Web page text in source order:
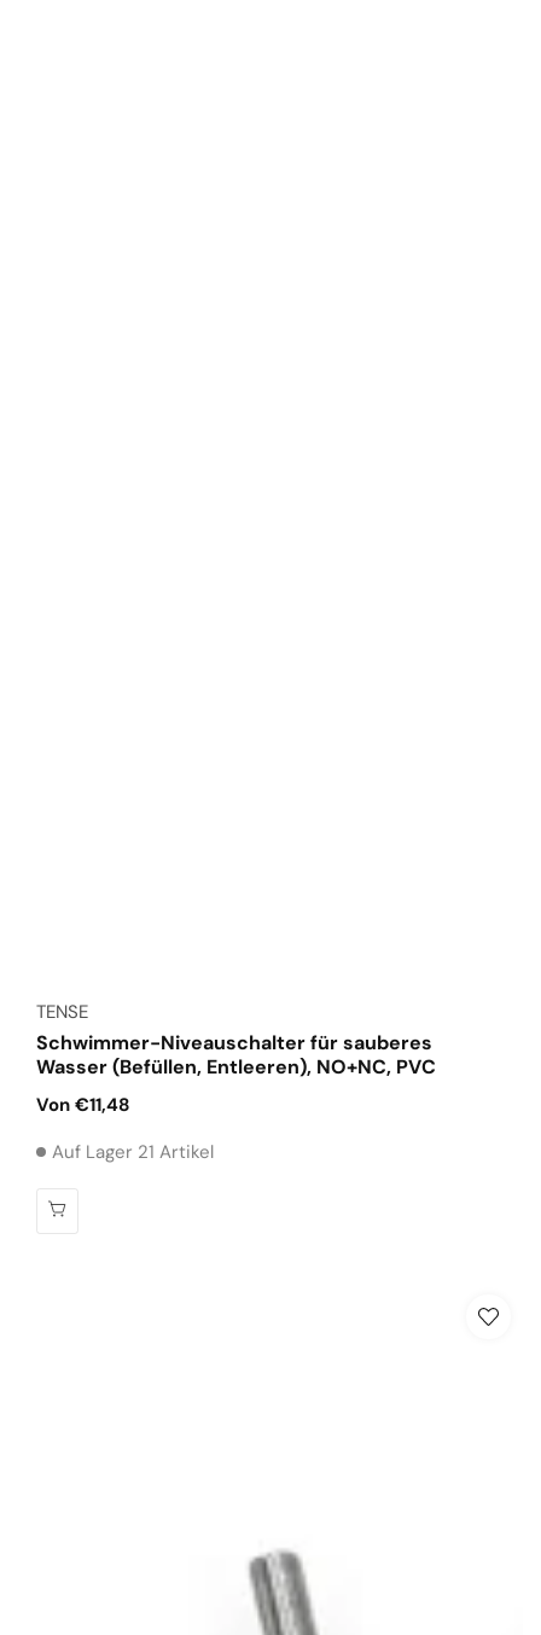
TENSE
Schwimmer-Niveauschalter für sauberes
Wasser (Befüllen, Entleeren), NO+NC, PVC
Normaler
Von €11,48
Auf Lager 21 Artikel